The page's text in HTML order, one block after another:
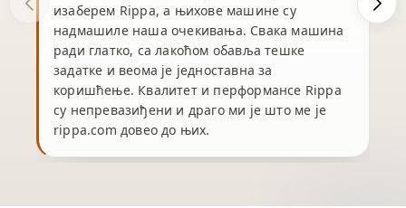
изаберем Rippa, а њихове машине су
надмашиле наша очекивања. Свака машина
ради глатко, са лакоћом обавља тешке
задатке и веома је једноставна за
коришћење. Квалитет и перформансе Rippa
су непревазиђени и драго ми је што ме је
rippa.com довео до њих.